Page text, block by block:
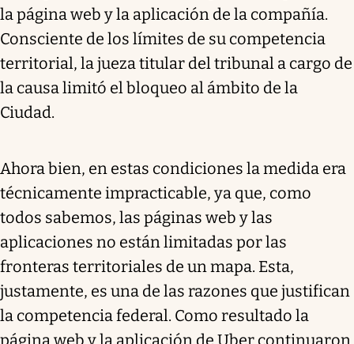
la página web y la aplicación de la compañía.
Consciente de los límites de su competencia
territorial, la jueza titular del tribunal a cargo de
la causa limitó el bloqueo al ámbito de la
Ciudad.
Ahora bien, en estas condiciones la medida era
técnicamente impracticable, ya que, como
todos sabemos, las páginas web y las
aplicaciones no están limitadas por las
fronteras territoriales de un mapa. Esta,
justamente, es una de las razones que justifican
la competencia federal. Como resultado la
página web y la aplicación de Uber continuaron